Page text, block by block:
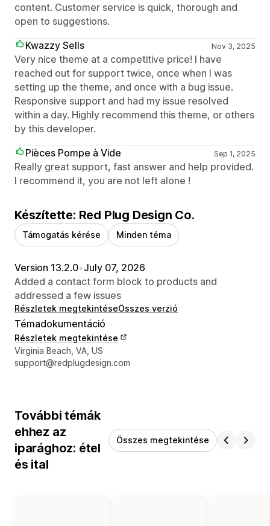
content. Customer service is quick, thorough and
open to suggestions.
Kwazzy Sells
Nov 3, 2025
Very nice theme at a competitive price! I have
reached out for support twice, once when I was
setting up the theme, and once with a bug issue.
Responsive support and had my issue resolved
within a day. Highly recommend this theme, or others
by this developer.
Pièces Pompe à Vide
Sep 1, 2025
Really great support, fast answer and help provided.
I recommend it, you are not left alone !
Készítette: Red Plug Design Co.
Támogatás kérése Minden téma
Version 13.2.0•July 07, 2026
Added a contact form block to products and
addressed a few issues
Részletek megtekintéseÖsszes verzió
Témadokumentáció
Részletek megtekintése
Dizájner kapcsolattartási adatai
Virginia Beach, VA, US
support@redplugdesign.com
További témák
ehhez az
iparághoz: étel
és ital
Összes megtekintése